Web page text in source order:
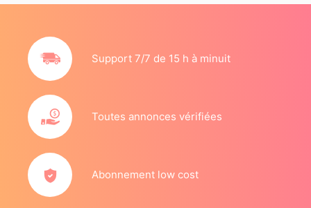
Support 7/7 de 15 h à minuit
Toutes annonces vérifiées
Abonnement low cost